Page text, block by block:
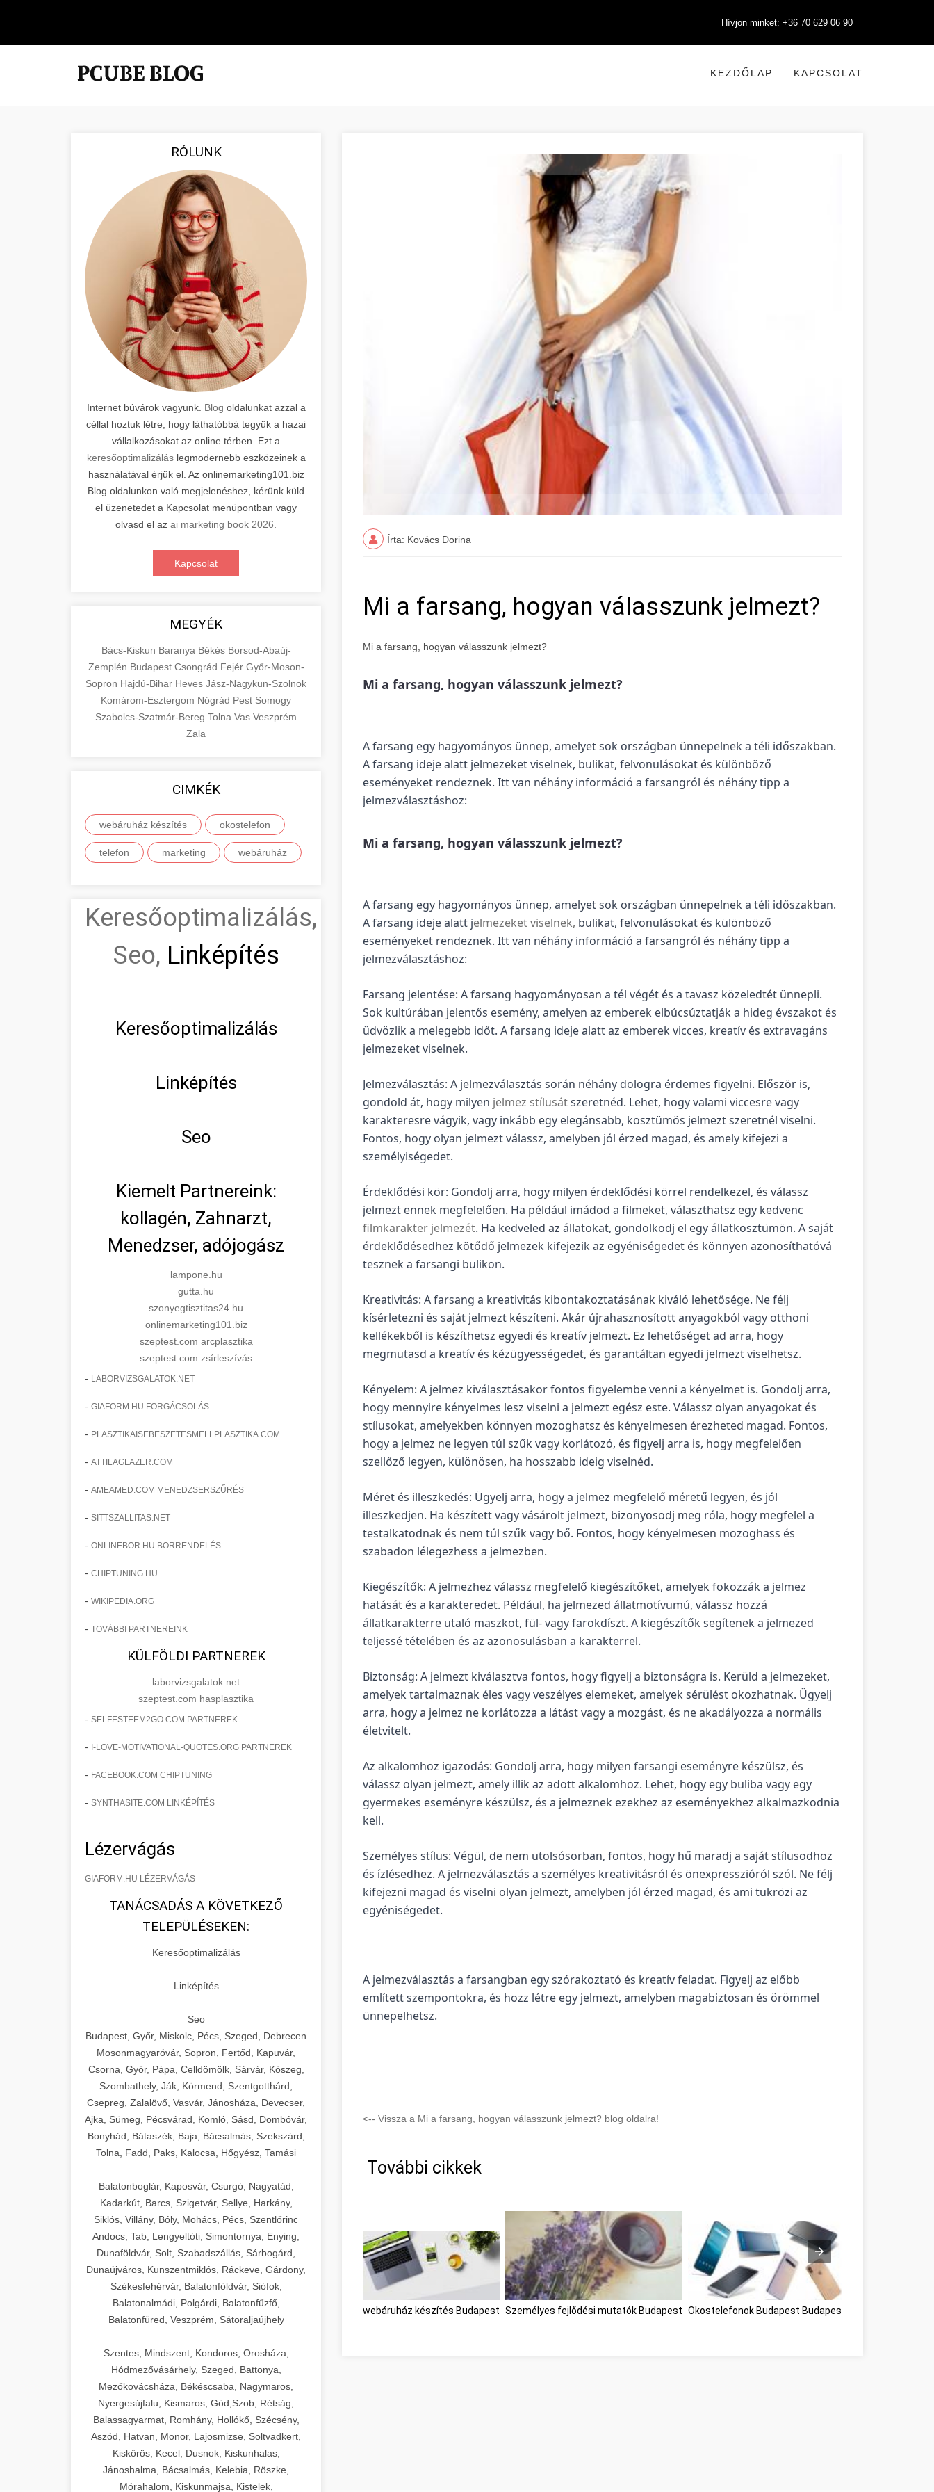
Hívjon minket: +36 70 629 06 90
KEZDŐLAP KAPCSOLAT
RÓLUNK
Internet búvárok vagyunk. Blog oldalunkat azzal a
céllal hoztuk létre, hogy láthatóbbá tegyük a hazai
vállalkozásokat az online térben. Ezt a
keresőoptimalizáláslegmodernebb eszközeinek a
használatával érjük el. Az onlinemarketing101.biz
Blog oldalunkon való megjelenéshez, kérünk küld
el üzenetedet a Kapcsolat menüpontban vagy
olvasd el az ai marketing book 2026
Kapcsolat
MEGYÉK
Bács-Kiskun Baranya Békés Borsod-Abaúj-
Zemplén Budapest Csongrád Fejér Győr-Moson-
Sopron Hajdú-Bihar Heves Jász-Nagykun-Szolnok
Komárom-Esztergom Nógrád Pest Somogy
Szabolcs-Szatmár-Bereg Tolna Vas Veszprém
Zala
CIMKÉK
webáruház készítés okostelefon
telefon marketing webáruház
Keresőoptimalizálás,
Seo, Linképítés
Keresőoptimalizálás
Linképítés
Seo
Kiemelt Partnereink:
kollagén, Zahnarzt,
Menedzser, adójogász
lampone.hu
gutta.hu
szonyegtisztitas24.hu
onlinemarketing101.biz
szeptest.com arcplasztika
szeptest.com zsírleszívás
- LABORVIZSGALATOK.NET
- GIAFORM.HU FORGÁCSOLÁS
- PLASZTIKAISEBESZETESMELLPLASZTIKA.COM
- ATTILAGLAZER.COM
- AMEAMED.COM MENEDZSERSZŰRÉS
- SITTSZALLITAS.NET
- ONLINEBOR.HU BORRENDELÉS
- CHIPTUNING.HU
- WIKIPEDIA.ORG
- TOVÁBBI PARTNEREINK
KÜLFÖLDI PARTNEREK
laborvizsgalatok.net
szeptest.com hasplasztika
- SELFESTEEM2GO.COM PARTNEREK
- I-LOVE-MOTIVATIONAL-QUOTES.ORG PARTNEREK
- FACEBOOK.COM CHIPTUNING
- SYNTHASITE.COM LINKÉPÍTÉS
Lézervágás
GIAFORM.HU LÉZERVÁGÁS
TANÁCSADÁS A KÖVETKEZŐ
TELEPÜLÉSEKEN:
Keresőoptimalizálás
Linképítés
Seo
Budapest, Győr, Miskolc, Pécs, Szeged, Debrecen
Mosonmagyaróvár, Sopron, Fertőd, Kapuvár,
Csorna, Győr, Pápa, Celldömölk, Sárvár, Kőszeg,
Szombathely, Ják, Körmend, Szentgotthárd,
Csepreg, Zalalövő, Vasvár, Jánosháza, Devecser,
Ajka, Sümeg, Pécsvárad, Komló, Sásd, Dombóvár,
Bonyhád, Bátaszék, Baja, Bácsalmás, Szekszárd,
Tolna, Fadd, Paks, Kalocsa, Hőgyész, Tamási
Balatonboglár, Kaposvár, Csurgó, Nagyatád,
Kadarkút, Barcs, Szigetvár, Sellye, Harkány,
Siklós, Villány, Bóly, Mohács, Pécs, Szentlőrinc
Andocs, Tab, Lengyeltóti, Simontornya, Enying,
Dunaföldvár, Solt, Szabadszállás, Sárbogárd,
Dunaújváros, Kunszentmiklós, Ráckeve, Gárdony,
Székesfehérvár, Balatonföldvár, Siófok,
Balatonalmádi, Polgárdi, Balatonfűzfő,
Balatonfüred, Veszprém, Sátoraljaújhely
Szentes, Mindszent, Kondoros, Orosháza,
Hódmezővásárhely, Szeged, Battonya,
Mezőkovácsháza, Békéscsaba, Nagymaros,
Nyergesújfalu, Kismaros, Göd,Szob, Rétság,
Balassagyarmat, Romhány, Hollókő, Szécsény,
Aszód, Hatvan, Monor, Lajosmizse, Soltvadkert,
Kiskőrös, Kecel, Dusnok, Kiskunhalas,
Jánoshalma, Bácsalmás, Kelebia, Röszke,
Mórahalom, Kiskunmajsa, Kistelek,
Írta: Kovács Dorina
Mi a farsang, hogyan válasszunk jelmezt?
Mi a farsang, hogyan válasszunk jelmezt?
Mi a farsang, hogyan válasszunk jelmezt?
A farsang egy hagyományos ünnep, amelyet sok országban ünnepelnek a téli időszakban.
A farsang ideje alatt jelmezeket viselnek, bulikat, felvonulásokat és különböző
eseményeket rendeznek. Itt van néhány információ a farsangról és néhány tipp a
jelmezválasztáshoz:
Mi a farsang, hogyan válasszunk jelmezt?
A farsang egy hagyományos ünnep, amelyet sok országban ünnepelnek a téli időszakban.
A farsang ideje alatt jelmezeket viselnek, bulikat, felvonulásokat és különböző
eseményeket rendeznek. Itt van néhány információ a farsangról és néhány tipp a
jelmezválasztáshoz:
Farsang jelentése: A farsang hagyományosan a tél végét és a tavasz közeledtét ünnepli.
Sok kultúrában jelentős esemény, amelyen az emberek elbúcsúztatják a hideg évszakot és
üdvözlik a melegebb időt. A farsang ideje alatt az emberek vicces, kreatív és extravagáns
jelmezeket viselnek.
Jelmezválasztás: A jelmezválasztás során néhány dologra érdemes figyelni. Először is,
gondold át, hogy milyen jelmez stílusátszeretnéd. Lehet, hogy valami viccesre vagy
karakteresre vágyik, vagy inkább egy elegánsabb, kosztümös jelmezt szeretnél viselni.
Fontos, hogy olyan jelmezt válassz, amelyben jól érzed magad, és amely kifejezi a
személyiségedet.
Érdeklődési kör: Gondolj arra, hogy milyen érdeklődési körrel rendelkezel, és válassz
jelmezt ennek megfelelően. Ha például imádod a filmeket, választhatsz egy kedvenc
filmkarakter jelmezét. Ha kedveled az állatokat, gondolkodj el egy állatkosztümön. A saját
érdeklődésedhez kötődő jelmezek kifejezik az egyéniségedet és könnyen azonosíthatóvá
tesznek a farsangi bulikon.
Kreativitás: A farsang a kreativitás kibontakoztatásának kiváló lehetősége. Ne félj
kísérletezni és saját jelmezt készíteni. Akár újrahasznosított anyagokból vagy otthoni
kellékekből is készíthetsz egyedi és kreatív jelmezt. Ez lehetőséget ad arra, hogy
megmutasd a kreatív és kézügyességedet, és garantáltan egyedi jelmezt viselhetsz.
Kényelem: A jelmez kiválasztásakor fontos figyelembe venni a kényelmet is. Gondolj arra,
hogy mennyire kényelmes lesz viselni a jelmezt egész este. Válassz olyan anyagokat és
stílusokat, amelyekben könnyen mozoghatsz és kényelmesen érezheted magad. Fontos,
hogy a jelmez ne legyen túl szűk vagy korlátozó, és figyelj arra is, hogy megfelelően
szellőző legyen, különösen, ha hosszabb ideig viselnéd.
Méret és illeszkedés: Ügyelj arra, hogy a jelmez megfelelő méretű legyen, és jól
illeszkedjen. Ha készített vagy vásárolt jelmezt, bizonyosodj meg róla, hogy megfelel a
testalkatodnak és nem túl szűk vagy bő. Fontos, hogy kényelmesen mozoghass és
szabadon lélegezhess a jelmezben.
Kiegészítők: A jelmezhez válassz megfelelő kiegészítőket, amelyek fokozzák a jelmez
hatását és a karakteredet. Például, ha jelmezed állatmotívumú, válassz hozzá
állatkarakterre utaló maszkot, fül- vagy farokdíszt. A kiegészítők segítenek a jelmezed
teljessé tételében és az azonosulásban a karakterrel.
Biztonság: A jelmezt kiválasztva fontos, hogy figyelj a biztonságra is. Kerüld a jelmezeket,
amelyek tartalmaznak éles vagy veszélyes elemeket, amelyek sérülést okozhatnak. Ügyelj
arra, hogy a jelmez ne korlátozza a látást vagy a mozgást, és ne akadályozza a normális
életvitelt.
Az alkalomhoz igazodás: Gondolj arra, hogy milyen farsangi eseményre készülsz, és
válassz olyan jelmezt, amely illik az adott alkalomhoz. Lehet, hogy egy buliba vagy egy
gyermekes eseményre készülsz, és a jelmeznek ezekhez az eseményekhez alkalmazkodnia
kell.
Személyes stílus: Végül, de nem utolsósorban, fontos, hogy hű maradj a saját stílusodhoz
és ízlésedhez. A jelmezválasztás a személyes kreativitásról és önexpresszióról szól. Ne félj
kifejezni magad és viselni olyan jelmezt, amelyben jól érzed magad, és ami tükrözi az
egyéniségedet.
A jelmezválasztás a farsangban egy szórakoztató és kreatív feladat. Figyelj az előbb
említett szempontokra, és hozz létre egy jelmezt, amelyben magabiztosan és örömmel
ünnepelhetsz.
<-- Vissza a Mi a farsang, hogyan válasszunk jelmezt? blog oldalra!
További cikkek
webáruház készítés Budapest Személyes fejlődési mutatók Budapest Okostelefonok Budapest Budapest